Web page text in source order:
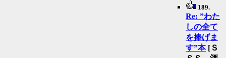
189.
Re: ”わた
しの全て
を捧げま
す”本[Ｓ